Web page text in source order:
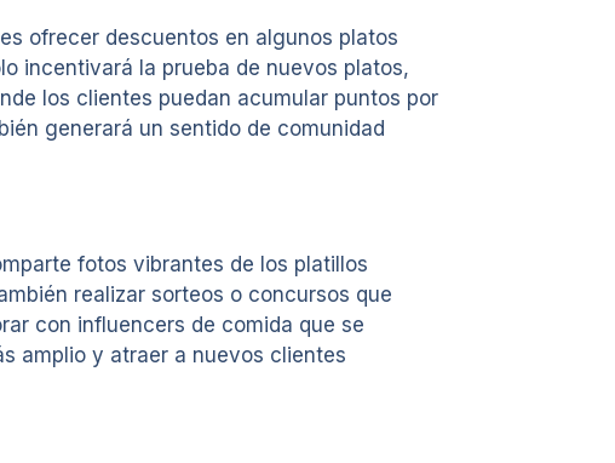
ofrecer descuentos en algunos platos
incentivará la prueba de nuevos platos,
los clientes puedan acumular puntos por
generará un sentido de comunidad
fotos vibrantes de los platillos
realizar sorteos o concursos que
con influencers de comida que se
amplio y atraer a nuevos clientes